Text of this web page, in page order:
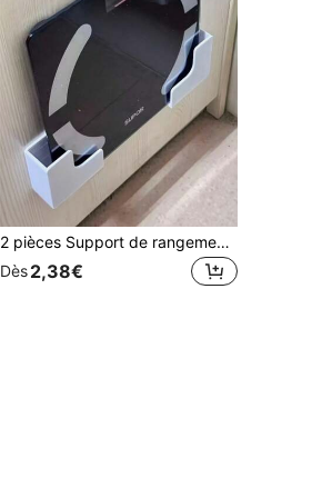
2 pièces Support de rangement mural pour balance de poids - Installation sans colle, matériau plastique durable, design gain de place, convient pour la salle de bain et la salle de sport à domicile, compatible avec balance de graisse corporelle et équipement de fitness, support de rangement de salle de bain
Dès2,38€